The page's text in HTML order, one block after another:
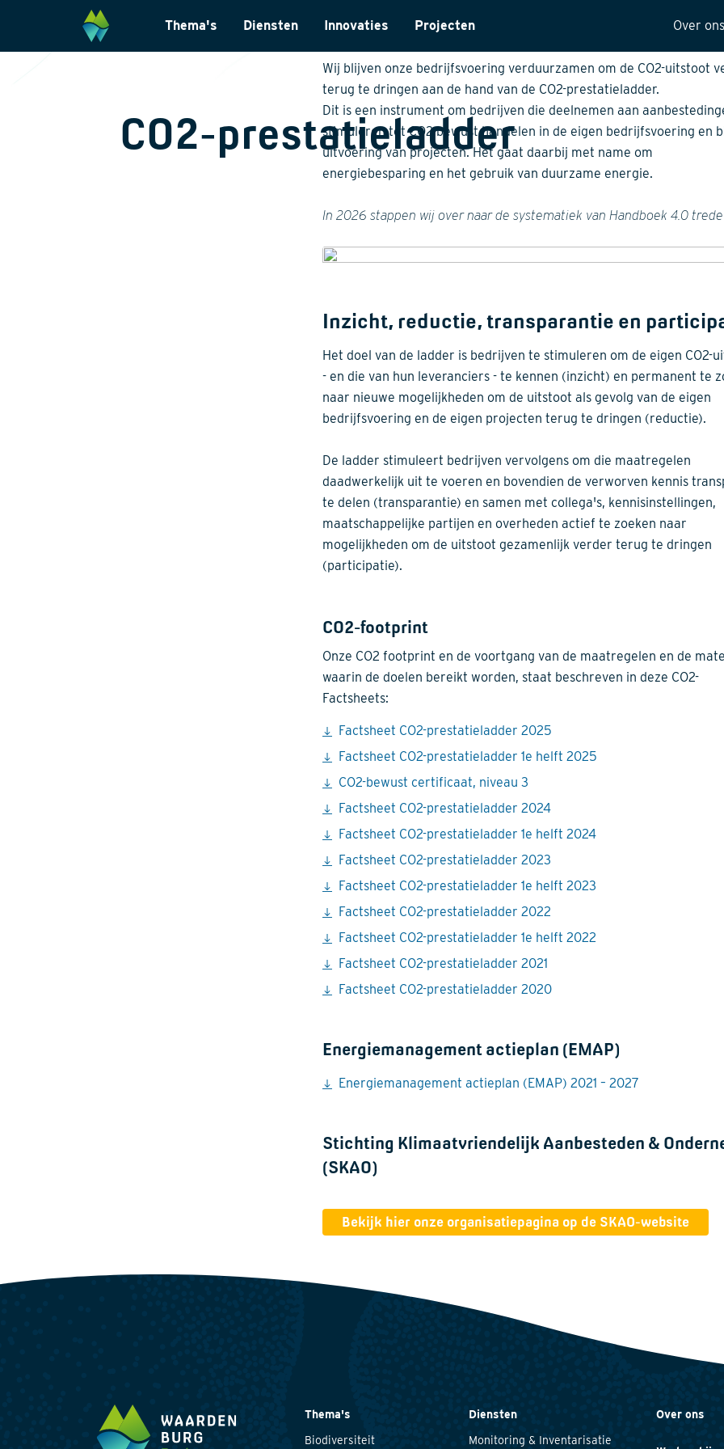
Thema's
Natuurinclusief Ontwerp
Klimaatadaptatie
Diensten
Monitoring & Inventarisatie
Laboratoriumanalyses
Landschapsarchitectuur
Internationaal
Wet- en regelgeving
Innovaties Projecten Over ons
Onze
CO2-prestatieladder
van de CO2-prestatieladder
Wij blijven onze bedrijfsvoering verduurzamen om de CO2-uitstoot
terug te dringen aan de hand van de CO2-prestatieladder.
Dit is een instrument om bedrijven die deelnemen aan
stimuleren tot CO2-bewust handelen in de eigen bedrijfsvoering en
uitvoering van projecten. Het gaat daarbij met name om
energiebesparing en het gebruik van duurzame energie.
In 2026 stappen wij over naar de systematiek van Handboek 4.0 trede
Inzicht, reductie, transparantie en
Het doel van de ladder is bedrijven te stimuleren om de eigen CO2-
- en die van hun leveranciers - te kennen (inzicht) en permanent te
naar nieuwe mogelijkheden om de uitstoot als gevolg van de eigen
bedrijfsvoering en de eigen projecten terug te dringen (reductie).
De ladder stimuleert bedrijven vervolgens om die maatregelen
daadwerkelijk uit te voeren en bovendien de verworven kennis
te delen (transparantie) en samen met collega's, kennisinstellingen,
maatschappelijke partijen en overheden actief te zoeken naar
mogelijkheden om de uitstoot gezamenlijk verder terug te dringen
(participatie).
CO2-footprint
Onze CO2 footprint en de voortgang van de maatregelen en de mate
waarin de doelen bereikt worden, staat beschreven in deze CO2-
Factsheets:
Factsheet CO2-prestatieladder 2025
Factsheet CO2-prestatieladder 1e helft 2025
CO2-bewust certificaat, niveau 3
Factsheet CO2-prestatieladder 2024
Factsheet CO2-prestatieladder 1e helft 2024
Factsheet CO2-prestatieladder 2023
Factsheet CO2-prestatieladder 1e helft 2023
Factsheet CO2-prestatieladder 2022
Factsheet CO2-prestatieladder 1e helft 2022
Factsheet CO2-prestatieladder 2021
Factsheet CO2-prestatieladder 2020
Energiemanagement actieplan (EMAP)
Energiemanagement actieplan (EMAP) 2021 – 2027
Stichting Klimaatvriendelijk Aanbesteden &
(SKAO)
Bekijk hier onze organisatiepagina op de SKAO-website
Thema's
Biodiversiteit
Diensten
Monitoring & Inventarisatie
Over ons